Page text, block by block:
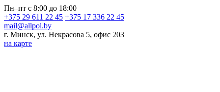
Пн–пт с 8:00 до 18:00
+375 29 611 22 45 +375 17 336 22 45
mail@allpol.by
г. Минск, ул. Некрасова 5, офис 203
на карте